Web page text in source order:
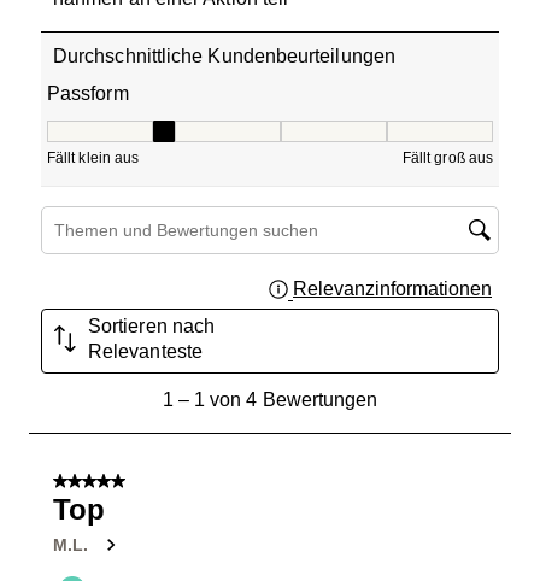
Durchschnittliche Kundenbeurteilungen
Passform
Fällt klein aus Fällt groß aus
Suchthemen und Bewertungen Suchregion
Relevanzinformationen
Sortieren nach
Relevanteste
von
Bewertungen.
1– 1 von 4 Bewertungen
5 von 5 Sternen.
Top
M.L.